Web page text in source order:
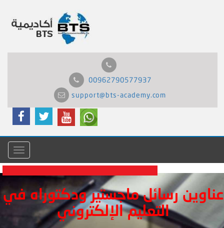
00962790577937
support@bts-academy.com
Menu
عناوين رسائل ماجستير ودكتوراه في
التعليم الإلكتروني